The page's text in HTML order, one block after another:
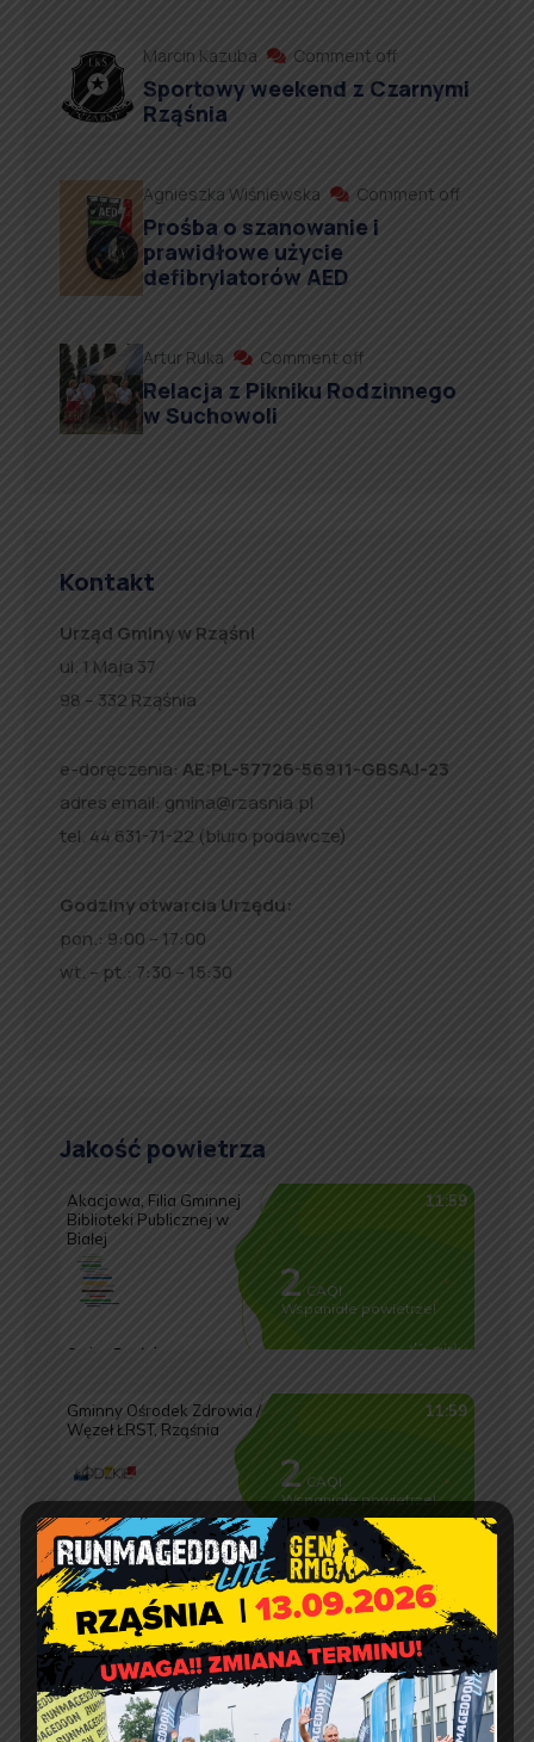
Marcin Kazuba Comment off
Sportowy weekend z Czarnymi
Rząśnia
Agnieszka Wiśniewska Comment off
Prośba o szanowanie i
prawidłowe użycie
defibrylatorów AED
Artur Ruka Comment off
Relacja z Pikniku Rodzinnego
w Suchowoli
Kontakt
Urząd Gminy w Rząśni
ul. 1 Maja 37
98 – 332 Rząśnia
e-doręczenia: AE:PL-57726-56911-GBSAJ-23
adres email: gmina@rzasnia.pl
tel. 44 631-71-22 (biuro podawcze)
Godziny otwarcia Urzędu:
pon.: 9:00 – 17:00
wt. – pt.: 7:30 – 15:30
Jakość powietrza